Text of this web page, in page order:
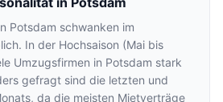
Potsdam schwanken im
In der Hochsaison (Mai bis
Umzugsfirmen in Potsdam stark
gefragt sind die letzten und
da die meisten Mietverträge